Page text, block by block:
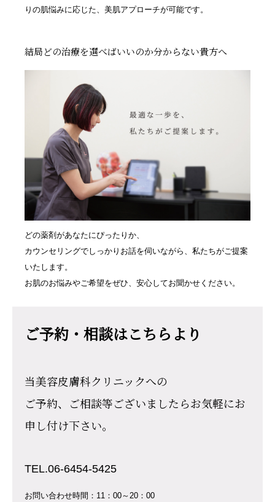
りの肌悩みに応じた、美肌アプローチが可能です。
結局どの治療を選べばいいのか分からない貴方へ
どの薬剤があなたにぴったりか、
カウンセリングでしっかりお話を伺いながら、私たちがご提案
いたします。
お肌のお悩みやご希望をぜひ、安心してお聞かせください。
ご予約・相談はこちらより
当美容皮膚科クリニックへの
ご予約、ご相談等ございましたらお気軽にお
申し付け下さい。
TEL.06-6454-5425
お問い合わせ時間：11：00～20：00